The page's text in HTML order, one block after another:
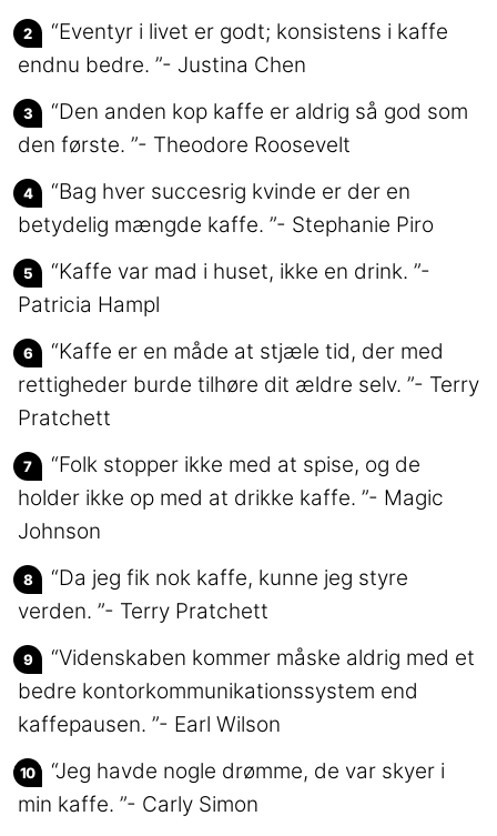
“Eventyr i livet er godt; konsistens i kaffe
endnu bedre. ”- Justina Chen
“Den anden kop kaffe er aldrig så god som
den første. ”- Theodore Roosevelt
“Bag hver succesrig kvinde er der en
betydelig mængde kaffe. ”- Stephanie Piro
“Kaffe var mad i huset, ikke en drink. ”-
Patricia Hampl
“Kaffe er en måde at stjæle tid, der med
rettigheder burde tilhøre dit ældre selv. ”- Terry
Pratchett
“Folk stopper ikke med at spise, og de
holder ikke op med at drikke kaffe. ”- Magic
Johnson
“Da jeg fik nok kaffe, kunne jeg styre
verden. ”- Terry Pratchett
“Videnskaben kommer måske aldrig med et
bedre kontorkommunikationssystem end
kaffepausen. ”- Earl Wilson
“Jeg havde nogle drømme, de var skyer i
min kaffe. ”- Carly Simon